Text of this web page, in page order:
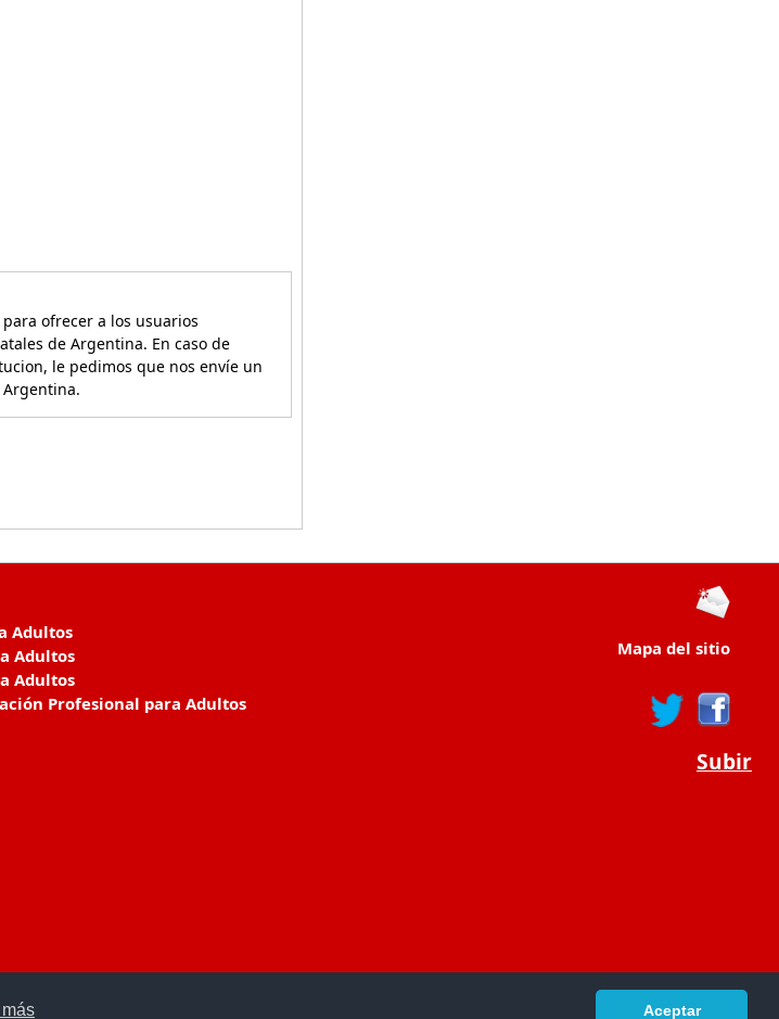
más Aceptar
ofrecer a los usuarios
de Argentina. En caso de
le pedimos que nos envíe un
Adultos
Adultos
Adultos
Profesional para Adultos
Mapa del sitio
Subir